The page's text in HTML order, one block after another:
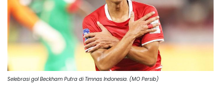
Selebrasi gol Beckham Putra di Timnas Indonesia. (MO Persib)